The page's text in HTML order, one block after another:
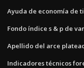
Ayuda de economía de
Fondo índice s & p de
Apellido del arce
Indicadores técnicos